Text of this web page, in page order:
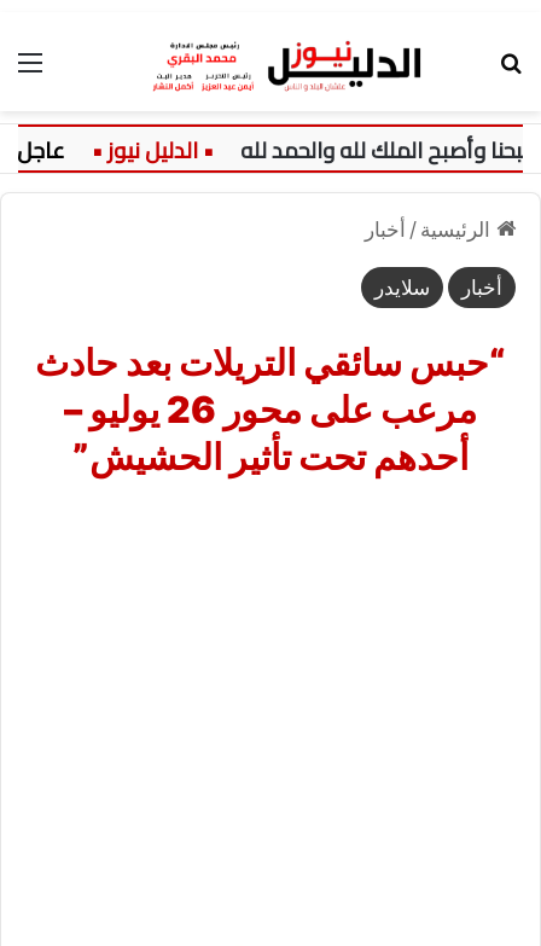
عاجل:
الرئيسية / أخبار
أخبار سلايدر
“حبس سائقي التريلات بعد حادث
مرعب على محور 26 يوليو –
أحدهم تحت تأثير الحشيش”